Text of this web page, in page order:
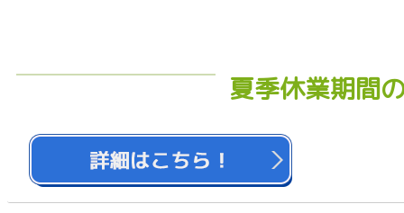
夏季休業期間